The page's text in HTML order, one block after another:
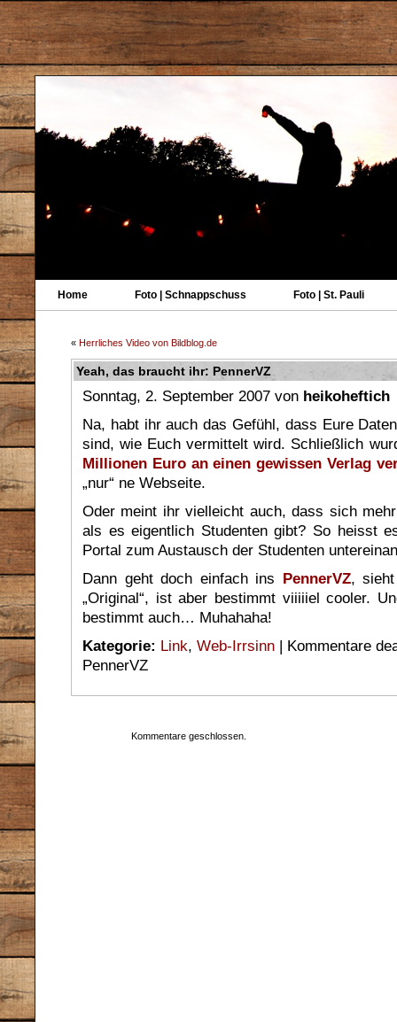
Home Foto | Schnappschuss Foto | St. Pauli
« Herrliches Video von Bildblog.de
Yeah, das braucht ihr: PennerVZ
Sonntag, 2. September 2007 von heikoheftich
Na, habt ihr auch das Gefühl, dass Eure
sind, wie Euch vermittelt wird. Schließlich
Millionen Euro an einen gewissen Verlag
„nur“ ne Webseite.
Oder meint ihr vielleicht auch, dass sich
als es eigentlich Studenten gibt? So heisst
Portal zum Austausch der Studenten
Dann geht doch einfach ins PennerVZ,
„Original“, ist aber bestimmt viiiiiel cooler.
bestimmt auch… Muhahaha!
Kategorie: Link, Web-Irrsinn | Kommentare
PennerVZ
Kommentare geschlossen.